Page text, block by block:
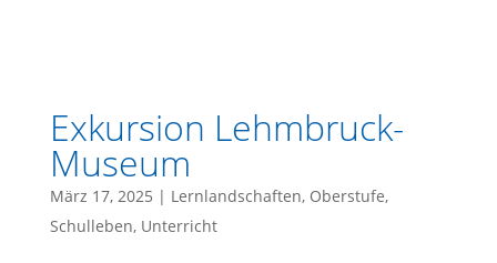
Exkursion Lehmbruck-
Museum
März 17, 2025 | Lernlandschaften, Oberstufe,
Schulleben, Unterricht